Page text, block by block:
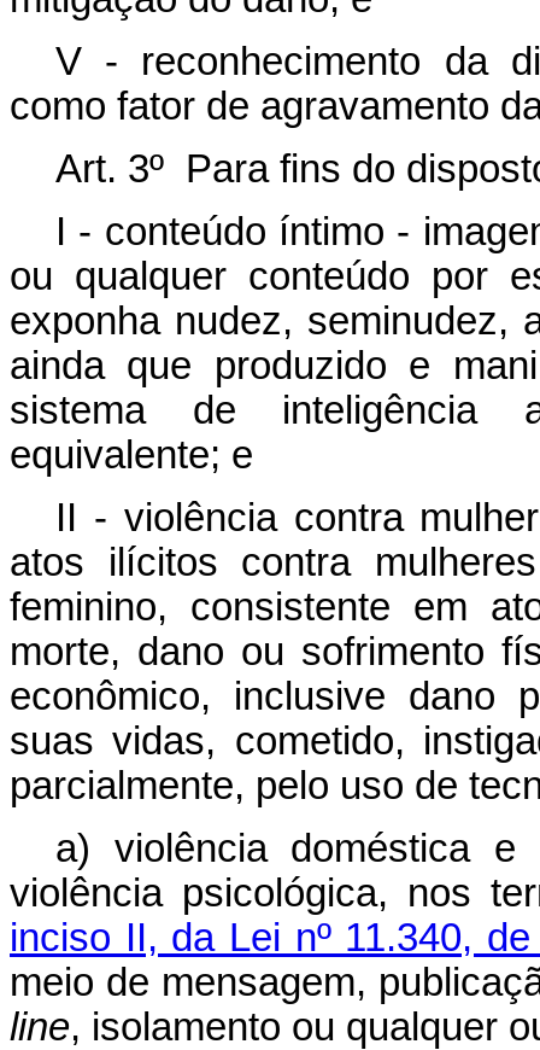
V - reconhecimento da
como fator de agravamento
Art. 3ºPara fins do
I - conteúdo íntimo -
ou qualquer conteúdo por
exponha nudez, seminudez,
ainda que produzido e
sistema de inteligência
equivalente; e
II - violência contra
atos ilícitos contra
feminino, consistente em
morte, dano ou sofrimento
econômico, inclusive dano
suas vidas, cometido,
parcialmente, pelo uso de
a) violência doméstica e
violência psicológica, nos
inciso II, da Lei nº 11.340,
meio de mensagem,
line, isolamento ou qualquer